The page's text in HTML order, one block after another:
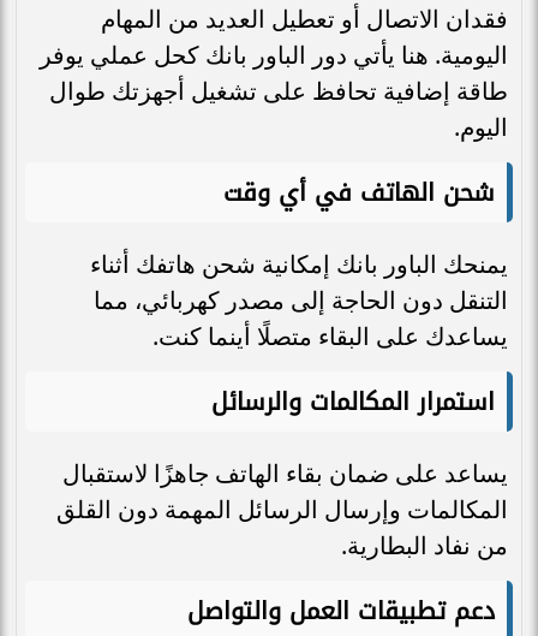
فقدان الاتصال أو تعطيل العديد من المهام
اليومية. هنا يأتي دور الباور بانك كحل عملي يوفر
طاقة إضافية تحافظ على تشغيل أجهزتك طوال
اليوم.
شحن الهاتف في أي وقت
يمنحك الباور بانك إمكانية شحن هاتفك أثناء
التنقل دون الحاجة إلى مصدر كهربائي، مما
يساعدك على البقاء متصلًا أينما كنت.
استمرار المكالمات والرسائل
يساعد على ضمان بقاء الهاتف جاهزًا لاستقبال
المكالمات وإرسال الرسائل المهمة دون القلق
من نفاد البطارية.
دعم تطبيقات العمل والتواصل